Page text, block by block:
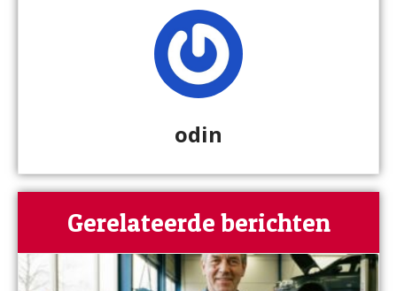
odin
Gerelateerde berichten